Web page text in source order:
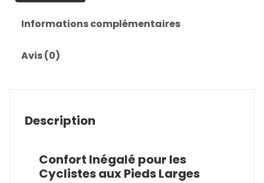
Informations complémentaires
Avis (0)
Description
Confort Inégalé pour les
Cyclistes aux Pieds Larges